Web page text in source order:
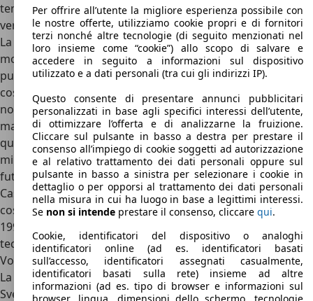
tempo dopo alla 760 GLE seguì infatti la serie 740 nelle
versioni a quattro e cinque porte.
La Volvo 760 rappresentò quindi un vero e proprio
momento di svolta per Volvo Car Corporation, sia dal
punto di vista del prodotto sia da quello finanziario,
costituendo la base per il futuro del marchio. Senza la 760
non ci sarebbe mai stata la 850, senza la 850 non avremmo
mai visto la S80 e così via. D'altro canto l'investimento su
questa vettura fu indubbiamente generoso, pari a circa 3,5
miliardi di SEK. L'idea di base era che la 760 e tutti i suoi
futuri derivati avrebbero dovuto sostenere le vendite della
Casa fino alla fine degli anni '80 e all'inizio degli anni '90,
cosa che di fatto avvenne. La produzione terminò solo nel
1998 con la V90, l'ultimo modello Volvo basato sulla
tecnologia della 760.
Volvo 760: concorrenti e conclusioni
La Volvo 760 è una vera icona della storia del marchio
Svedese che oggi sta godendo di una importante
Per offrire all’utente la migliore esperienza possibile con
le nostre offerte, utilizziamo cookie propri e di fornitori
terzi nonché altre tecnologie (di seguito menzionati nel
loro insieme come “cookie”) allo scopo di salvare e
accedere in seguito a informazioni sul dispositivo
utilizzato e a dati personali (tra cui gli indirizzi IP).
Questo consente di presentare annunci pubblicitari
personalizzati in base agli specifici interessi dell’utente,
di ottimizzare l’offerta e di analizzarne la fruizione.
Cliccare sul pulsante in basso a destra per prestare il
consenso all’impiego di cookie soggetti ad autorizzazione
e al relativo trattamento dei dati personali oppure sul
pulsante in basso a sinistra per selezionare i cookie in
dettaglio o per opporsi al trattamento dei dati personali
nella misura in cui ha luogo in base a legittimi interessi.
Se non si intende prestare il consenso, cliccare qui.
Cookie, identificatori del dispositivo o analoghi
identificatori online (ad es. identificatori basati
sull’accesso, identificatori assegnati casualmente,
identificatori basati sulla rete) insieme ad altre
informazioni (ad es. tipo di browser e informazioni sul